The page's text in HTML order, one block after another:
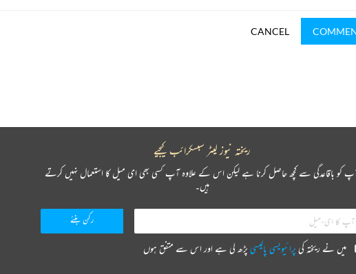
CANCEL
ریختہ نیوز لیٹر سبسکرائب کیجیے
کو باقاعدگی سے کچھ حاصل کرنا ہے لیکن اس کے علاوہ آپ کسی بھی ای میل کا استعمال نہیں کرتے
ہیں۔
میں نے ریختہ کیپرائیویسی پالیسیپڑھ لی ہے اور اس سے متفق ہوں